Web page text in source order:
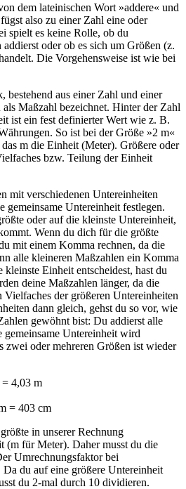
dem lateinischen Wort »addere« und
also zu einer Zahl eine oder
spielt es keine Rolle, ob du
oder ob es sich um Größen (z.
Die Vorgehensweise ist wie bei
bestehend aus einer Zahl und einer
Maßzahl bezeichnet. Hinter der Zahl
ist ein fest definierter Wert wie z. B.
So ist bei der Größe »2 m«
m die Einheit (Meter). Größere oder
bzw. Teilung der Einheit
mit verschiedenen Untereinheiten
gemeinsame Untereinheit festlegen.
oder auf die kleinste Untereinheit,
Wenn du dich für die größte
mit einem Komma rechnen, da die
alle kleineren Maßzahlen ein Komma
Einheit entscheidest, hast du
deine Maßzahlen länger, da die
der größeren Untereinheiten
dann gleich, gehst du so vor, wie
gewöhnt bist: Du addierst alle
Untereinheit wird
zwei oder mehreren Größen ist wieder
4,03 m
= 403 cm
in unserer Rechnung
(m für Meter). Daher musst du die
Umrechnungsfaktor bei
du auf eine größere Untereinheit
du 2-mal durch 10 dividieren.